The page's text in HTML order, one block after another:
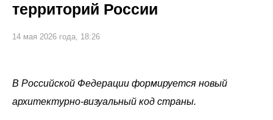
территорий России
14 мая 2026 года, 18:26
В Российской Федерации формируется новый
архитектурно-визуальный код страны.